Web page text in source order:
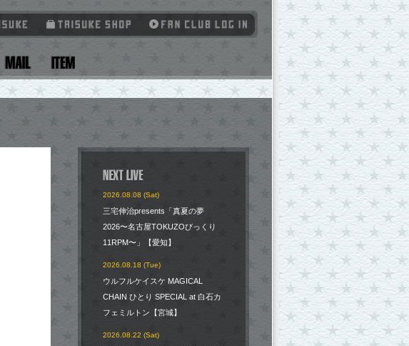
2026.08.08 (Sat)
三宅伸治presents「真夏の夢
2026〜名古屋TOKUZOびっくり
11RPM〜」【愛知】
2026.08.18 (Tue)
ウルフルケイスケ MAGICAL
CHAIN ひとり SPECIAL at 白石カ
フェミルトン【宮城】
2026.08.22 (Sat)